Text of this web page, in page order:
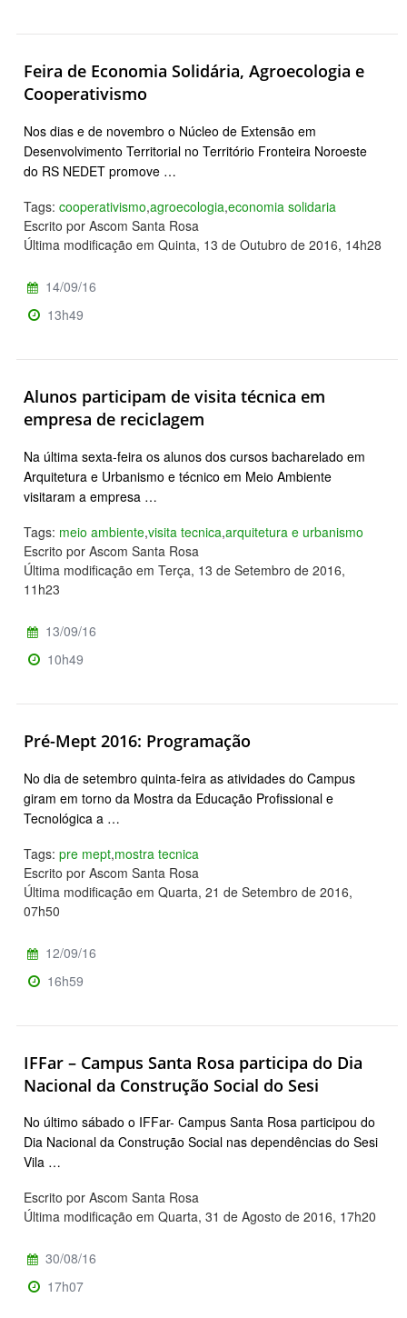
Feira de Economia Solidária, Agroecologia e
Cooperativismo
Nos dias e de novembro o Núcleo de Extensão em
Desenvolvimento Territorial no Território Fronteira Noroeste
do RS NEDET promove …
Tags: cooperativismo,agroecologia,economia solidaria
Escrito por Ascom Santa Rosa
Última modificação em Quinta, 13 de Outubro de 2016, 14h28
14/09/16
13h49
Alunos participam de visita técnica em
empresa de reciclagem
Na última sexta-feira os alunos dos cursos bacharelado em
Arquitetura e Urbanismo e técnico em Meio Ambiente
visitaram a empresa …
Tags: meio ambiente,visita tecnica,arquitetura e urbanismo
Escrito por Ascom Santa Rosa
Última modificação em Terça, 13 de Setembro de 2016,
11h23
13/09/16
10h49
Pré-Mept 2016: Programação
No dia de setembro quinta-feira as atividades do Campus
giram em torno da Mostra da Educação Profissional e
Tecnológica a …
Tags: pre mept,mostra tecnica
Escrito por Ascom Santa Rosa
Última modificação em Quarta, 21 de Setembro de 2016,
07h50
12/09/16
16h59
IFFar – Campus Santa Rosa participa do Dia
Nacional da Construção Social do Sesi
No último sábado o IFFar- Campus Santa Rosa participou do
Dia Nacional da Construção Social nas dependências do Sesi
Vila …
Escrito por Ascom Santa Rosa
Última modificação em Quarta, 31 de Agosto de 2016, 17h20
30/08/16
17h07